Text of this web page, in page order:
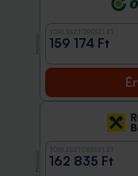
159 174 Ft
162 835 Ft